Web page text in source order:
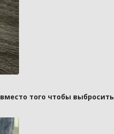
того чтобы выбросить